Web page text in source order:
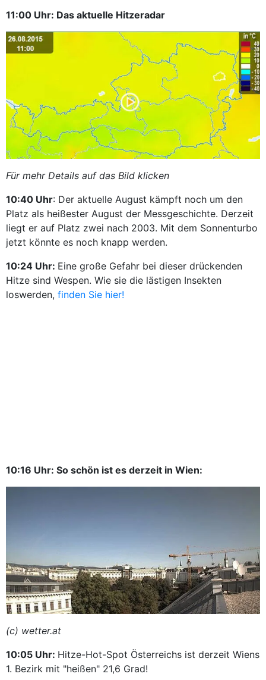
11:00 Uhr: Das aktuelle Hitzeradar
Für mehr Details auf das Bild klicken
10:40 Uhr: Der aktuelle August kämpft noch um den
Platz als heißester August der Messgeschichte. Derzeit
liegt er auf Platz zwei nach 2003. Mit dem Sonnenturbo
jetzt könnte es noch knapp werden.
10:24 Uhr: Eine große Gefahr bei dieser drückenden
Hitze sind Wespen. Wie sie die lästigen Insekten
loswerden, finden Sie hier!
10:16 Uhr: So schön ist es derzeit in Wien:
(c) wetter.at
10:05 Uhr: Hitze-Hot-Spot Österreichs ist derzeit Wiens
1. Bezirk mit "heißen" 21,6 Grad!